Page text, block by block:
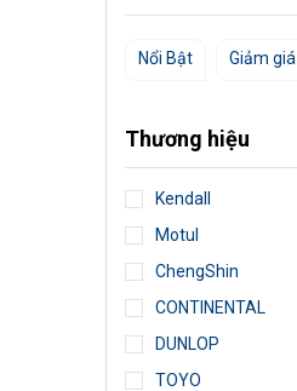
Nổi Bật Giảm giá
Thương hiệu
Kendall
Motul
ChengShin
CONTINENTAL
DUNLOP
TOYO